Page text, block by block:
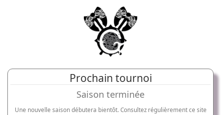
Prochain tournoi
Saison terminée
Une nouvelle saison débutera bientôt. Consultez régulièrement ce site